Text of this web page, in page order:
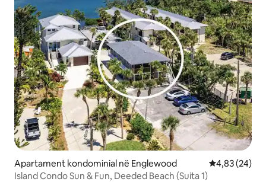
Apartament kondominial në Englewood Vlerësimi
4,83 (24)
Island Condo Sun & Fun, Deeded Beach (Suita 1)